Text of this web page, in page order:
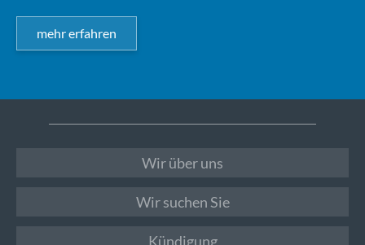
mehr erfahren
Wir über uns
Wir suchen Sie
Kündigung